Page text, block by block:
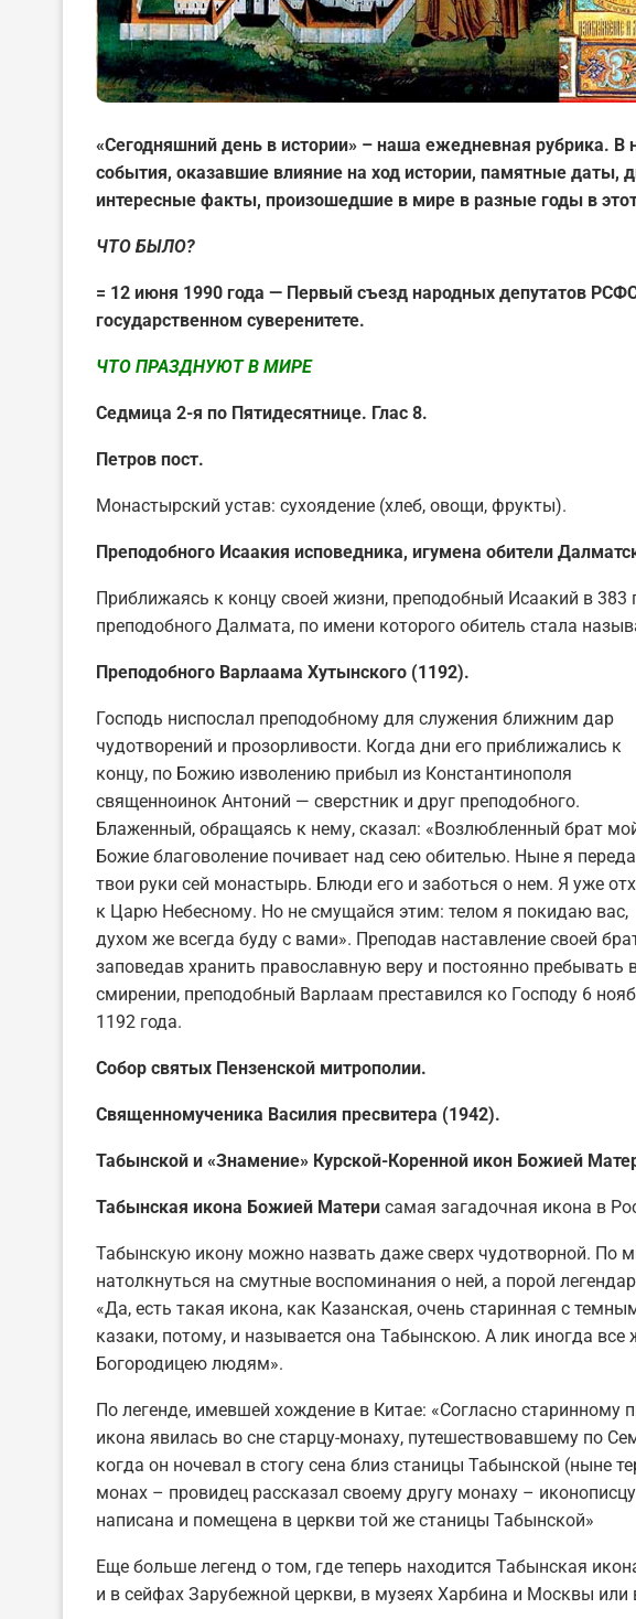
«Сегодняшний день в истории» – наша ежедневная рубрика.
события, оказавшие влияние на ход истории, памятные даты,
интересные факты, произошедшие в мире в разные годы в
ЧТО БЫЛО?
= 12 июня 1990 года — Первый съезд народных депутатов
государственном суверенитете.
ЧТО ПРАЗДНУЮТ В МИРЕ
Седмица 2-я по Пятидесятнице. Глас 8.
Петров пост.
Монастырский устав: cухоядение (хлеб, овощи, фрукты).
Преподобного Исаакия исповедника, игумена обители
Приближаясь к концу своей жизни, преподобный Исаакий в 383
преподобного Далмата, по имени которого обитель стала
Преподобного Варлаама Хутынского (1192).
Господь ниспослал преподобному для служения ближним дар
чудотворений и прозорливости. Когда дни его приближались к
концу, по Божию изволению прибыл из Константинополя
священноинок Антоний — сверстник и друг преподобного.
Блаженный, обращаясь к нему, сказал: «Возлюбленный брат
Божие благоволение почивает над сею обителью. Ныне я
твои руки сей монастырь. Блюди его и заботься о нем. Я уже
к Царю Небесному. Но не смущайся этим: телом я покидаю вас,
духом же всегда буду с вами». Преподав наставление своей
заповедав хранить православную веру и постоянно пребывать
смирении, преподобный Варлаам преставился ко Господу 6
1192 года.
Собор святых Пензенской митрополии.
Священномученика Василия пресвитера (1942).
Табынской и «Знамение» Курской-Коренной икон Божией
Табынская икона Божией Матери самая загадочная икона в
Табынскую икону можно назвать даже сверх чудотворной. По
натолкнуться на смутные воспоминания о ней, а порой
«Да, есть такая икона, как Казанская, очень старинная с
казаки, потому, и называется она Табынскою. А лик иногда
Богородицею людям».
По легенде, имевшей хождение в Китае: «Согласно
икона явилась во сне старцу-монаху, путешествовавшему по
когда он ночевал в стогу сена близ станицы Табынской (ныне
монах – провидец рассказал своему другу монаху –
написана и помещена в церкви той же станицы Табынской»
Еще больше легенд о том, где теперь находится Табынская
и в сейфах Зарубежной церкви, в музеях Харбина и Москвы или